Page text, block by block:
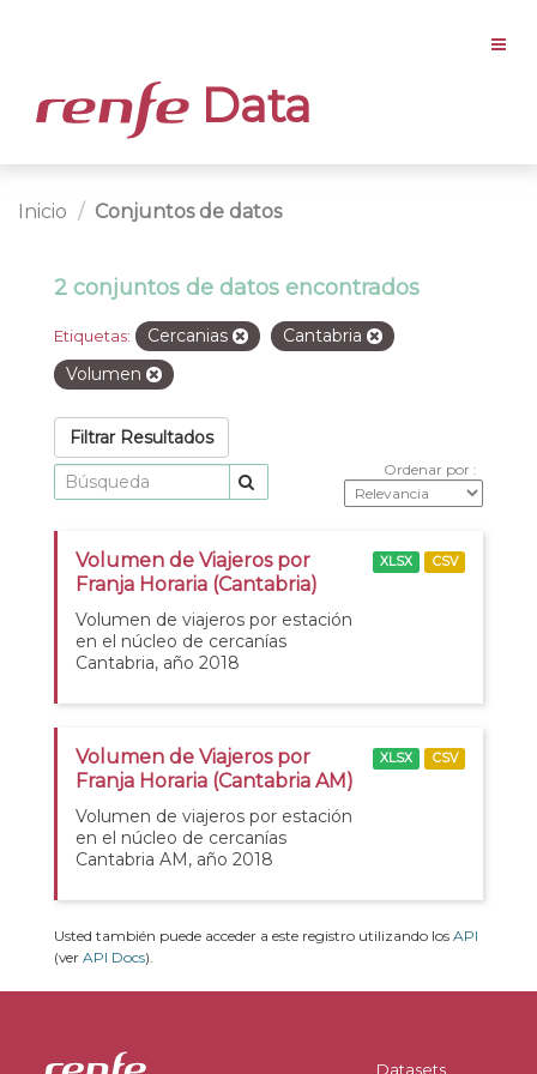
Data
Inicio Conjuntos de datos
2 conjuntos de datos encontrados
Etiquetas: Cercanias
Cantabria
Volumen
Filtrar Resultados
Ordenar por
Volumen de Viajeros por
Franja Horaria (Cantabria)
Volumen de viajeros por estación
en el núcleo de cercanías
Cantabria, año 2018
XLSX CSV
Volumen de Viajeros por
Franja Horaria (Cantabria AM)
Volumen de viajeros por estación
en el núcleo de cercanías
Cantabria AM, año 2018
XLSX CSV
Usted también puede acceder a este registro utilizando los API
(ver API Docs).
Datasets